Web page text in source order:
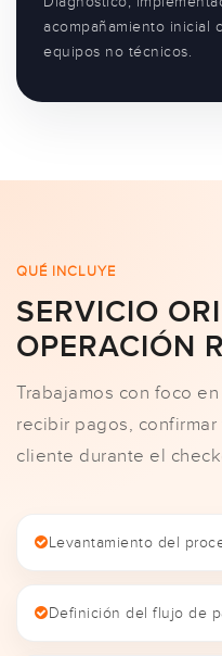
acompañamiento inicial
equipos no técnicos.
QUÉ INCLUYE
SERVICIO
OPERACIÓN
Trabajamos con foco
recibir pagos,
cliente durante el
Levantamiento del
Definición del flujo de